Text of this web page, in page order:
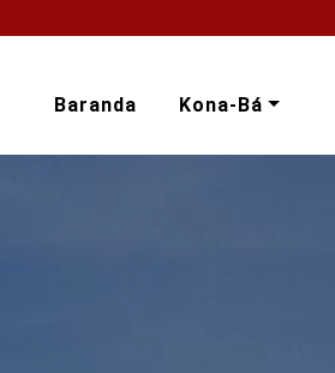
Baranda Kona-Bá